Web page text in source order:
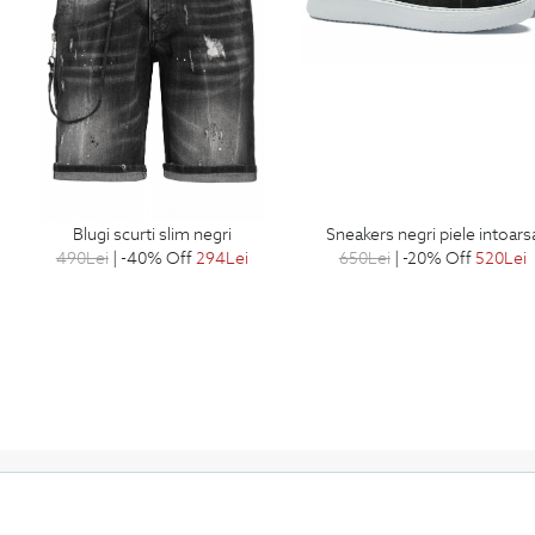
blugi scurti slim negri
490Lei | -40% Off294Lei
sneakers negri piele
650Lei | -20% Off520Lei